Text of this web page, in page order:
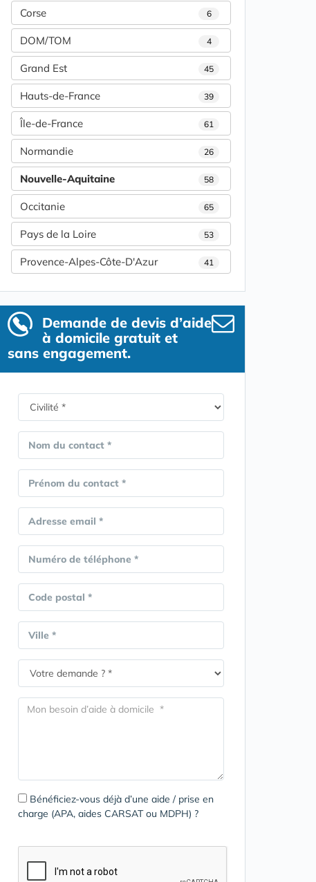
Corse 6
DOM/TOM 4
Grand Est 45
Hauts-de-France 39
Île-de-France 61
Normandie 26
Nouvelle-Aquitaine 58
Occitanie 65
Pays de la Loire 53
Provence-Alpes-Côte-D'Azur 41
Demande de devis d’aide
à domicile gratuit et
sans engagement.
Nom du contact *
Prénom du contact *
Adresse email *
Numéro de téléphone *
Code postal *
Ville *
Bénéficiez-vous déjà d’une aide / prise en
charge (APA, aides CARSAT ou MDPH) ?